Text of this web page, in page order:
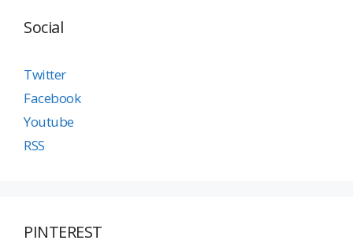
Social
Twitter
Facebook
Youtube
RSS
PINTEREST